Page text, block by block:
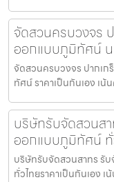
จัดสวนครบวงจร
ออกแบบภูมิทัศน์
จัดสวนครบวงจร ปากเ
ทัศน์ ราคาเป็นกันเอง เ
บริษัทรับจัดสวนส
ออกแบบภูมิทัศน์ ทั่
บริษัทรับจัดสวนสาทร รั
ทั่วไทยราคาเป็นกันเอง